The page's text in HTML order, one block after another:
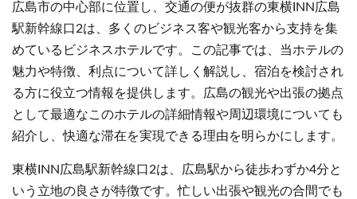
広島市の中心部に位置し、交通の便が抜群の東横INN広島
駅新幹線口2は、多くのビジネス客や観光客から支持を集
めているビジネスホテルです。この記事では、当ホテルの
魅力や特徴、利点について詳しく解説し、宿泊を検討され
る方に役立つ情報を提供します。広島の観光や出張の拠点
として最適なこのホテルの詳細情報や周辺環境についても
紹介し、快適な滞在を実現できる理由を明らかにします。
東横INN広島駅新幹線口2は、広島駅から徒歩わずか4分と
いう立地の良さが特徴です。忙しい出張や観光の合間でも